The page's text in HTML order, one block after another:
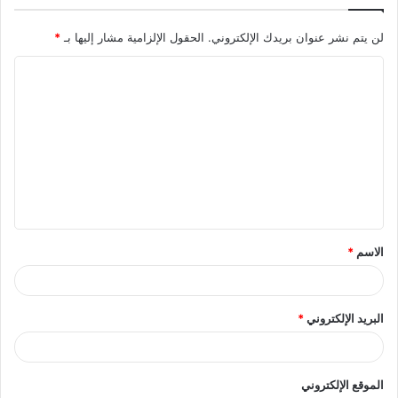
لن يتم نشر عنوان بريدك الإلكتروني. الحقول الإلزامية مشار إليها بـ*
ق
*
الاسم *
البريد الإلكتروني*
الموقع الإلكتروني